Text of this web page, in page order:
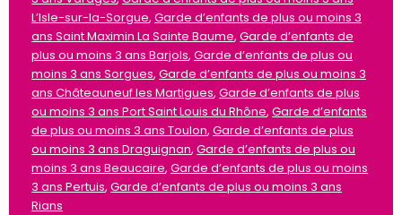
L’Isle-sur-la-Sorgue, Garde d’enfants de plus ou moins 3
ans Saint Maximin La Sainte Baume, Garde d’enfants de
plus ou moins 3 ans Barjols, Garde d’enfants de plus ou
moins 3 ans Sorgues, Garde d’enfants de plus ou moins 3
ans Châteauneuf les Martigues, Garde d’enfants de plus
ou moins 3 ans Port Saint Louis du Rhône, Garde d’enfants
de plus ou moins 3 ans Toulon, Garde d’enfants de plus
ou moins 3 ans Draguignan, Garde d’enfants de plus ou
moins 3 ans Beaucaire, Garde d’enfants de plus ou moins
3 ans Pertuis, Garde d’enfants de plus ou moins 3 ans
Rians